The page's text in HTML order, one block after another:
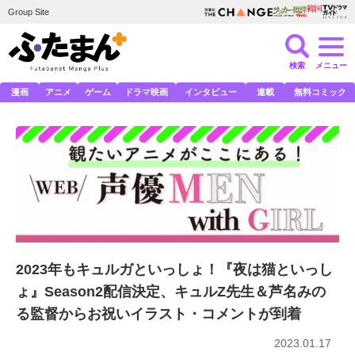
Group Site
検索 メニュー
漫画 アニメ ゲーム ドラマ映画 インタビュー 連載 無料コミック
2023年もキュルガといっしょ！『夜は猫といっし
ょ』Season2配信決定、キュルZ先生＆芦名みの
る監督からお祝いイラスト・コメントが到着
2023.01.17